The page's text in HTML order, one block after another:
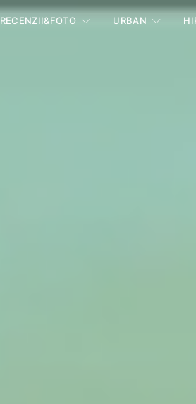
RECENZII&FOTO URBAN